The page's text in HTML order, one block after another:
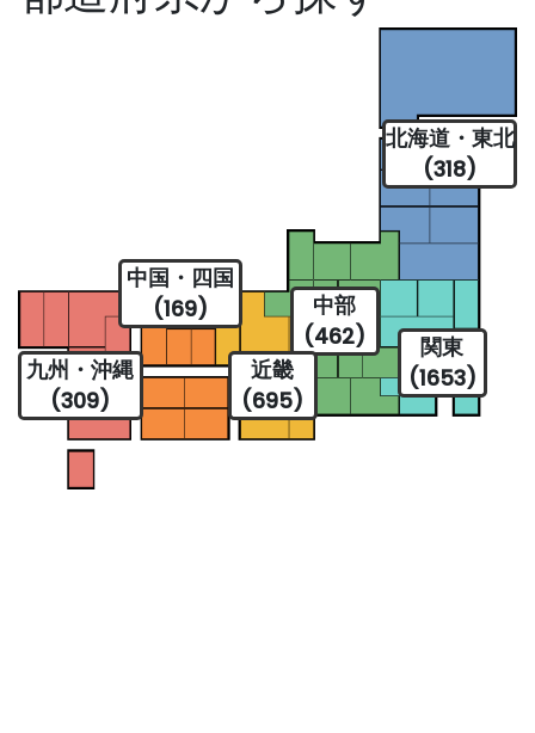
北海道・東北
(318)
関東
(1653)
中部
(462)
近畿
(695)
中国・四国
(169)
九州・沖縄
(309)